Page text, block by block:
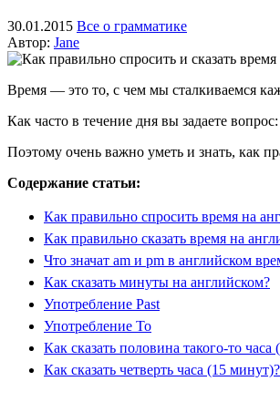
30.01.2015 Все о грамматике
Автор: Jane
Время — это то, с чем мы сталкиваемся
Как часто в течение дня вы задаете
Поэтому очень важно уметь и знать, как
Содержание статьи:
Как правильно спросить время на
Как правильно сказать время на
Что значат am и pm в английском
Как сказать минуты на английском?
Употребление Past
Употребление To
Как сказать половина такого-то часа
Как сказать четверть часа (15 минут)?